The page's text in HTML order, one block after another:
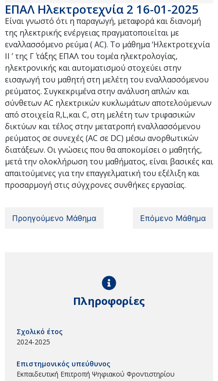
ΕΠΑΛ Ηλεκτροτεχνία 2 16-01-2025
Είναι γνωστό ότι η παραγωγή, μεταφορά και διανομή
της ηλεκτρικής ενέργειας πραγματοποιείται με
εναλλασσόμενο ρεύμα ( AC). Το μάθημα ‘Ηλεκτροτεχνία
ΙΙ ’ της Γ΄ τάξης ΕΠΑΛ του τομέα ηλεκτρολογίας,
ηλεκτρονικής και αυτοματισμού στοχεύει στην
εισαγωγή του μαθητή στη μελέτη του εναλλασσόμενου
ρεύματος. Συγκεκριμένα στην ανάλυση απλών και
σύνθετων AC ηλεκτρικών κυκλωμάτων αποτελούμενων
από στοιχεία R,L,και C, στη μελέτη των τριφασικών
δικτύων και τέλος στην μετατροπή εναλλασσόμενου
ρεύματος σε συνεχές (AC σε DC) μέσω ανορθωτικών
διατάξεων. Οι γνώσεις που θα αποκομίσει ο μαθητής,
μετά την ολοκλήρωση του μαθήματος, είναι βασικές και
απαιτούμενες για την επαγγελματική του εξέλιξη και
προσαρμογή στις σύγχρονες συνθήκες εργασίας.
Προηγούμενο Μάθημα Επόμενο Μάθημα
Πληροφορίες
Σχολικό έτος
2024-2025
Επιστημονικός υπεύθυνος
Εκπαιδευτική Επιτροπή Ψηφιακού Φροντιστηρίου